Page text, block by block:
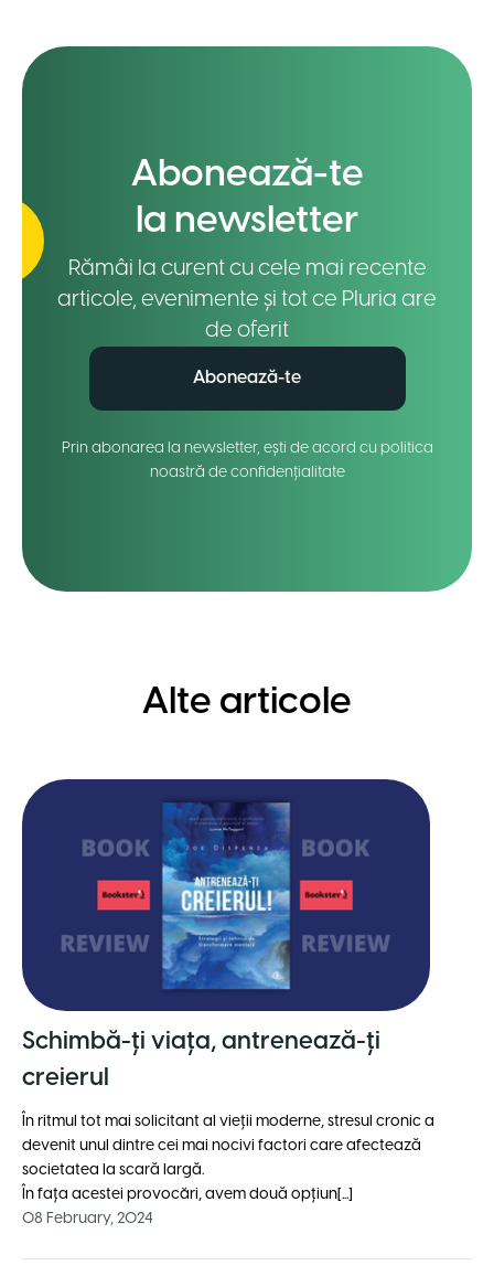
Abonează-te
la newsletter
Rămâi la curent cu cele mai recente
articole, evenimente și tot ce Pluria are
de oferit
Abonează-te
Prin abonarea la newsletter, ești de acord cu politica
noastră de confidențialitate
Alte articole
Schimbă-ți viața, antrenează-ți
creierul
În ritmul tot mai solicitant al vieții moderne, stresul cronic a
devenit unul dintre cei mai nocivi factori care afectează
societatea la scară largă.
În fața acestei provocӑri, avem două opțiun[...]
08 February, 2024